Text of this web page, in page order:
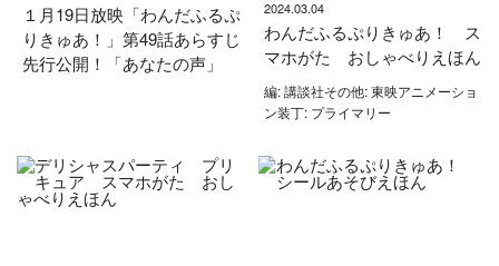
１月19日放映「わんだふるぷ
りきゅあ！」第49話あらすじ
先行公開！「あなたの声」
2024.03.04
わんだふるぷりきゅあ！ ス
マホがた おしゃべりえほん
編: 講談社その他: 東映アニメーショ
ン装丁: プライマリー